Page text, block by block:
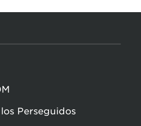
Perseguidos